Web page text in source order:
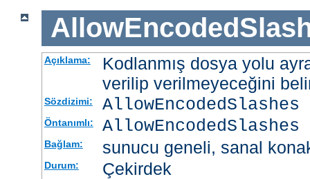
Açıklama:
Kodlanmış dosya yolu
verilip verilmeyeceğini
Sözdizimi: AllowEncodedSlashes
Öntanımlı:
Bağlam: sunucu geneli, sanal
Durum: Çekirdek